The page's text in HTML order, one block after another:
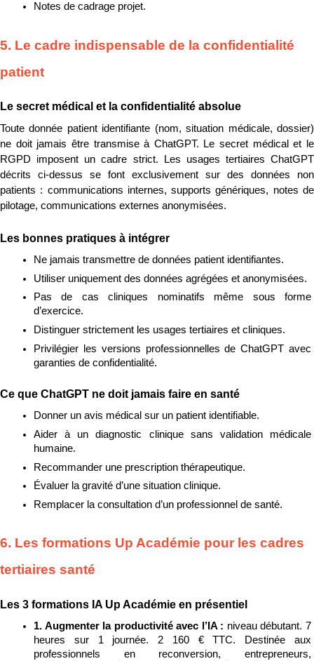
Notes de cadrage projet.
5. Le cadre indispensable de la confidentialité
patient
Le secret médical et la confidentialité absolue
Toute donnée patient identifiante (nom, situation médicale, dossier)
ne doit jamais être transmise à ChatGPT. Le secret médical et le
RGPD imposent un cadre strict. Les usages tertiaires ChatGPT
décrits ci-dessus se font exclusivement sur des données non
patients : communications internes, supports génériques, notes de
pilotage, communications externes anonymisées.
Les bonnes pratiques à intégrer
Ne jamais transmettre de données patient identifiantes.
Utiliser uniquement des données agrégées et anonymisées.
Pas de cas cliniques nominatifs même sous forme
d’exercice.
Distinguer strictement les usages tertiaires et cliniques.
Privilégier les versions professionnelles de ChatGPT avec
garanties de confidentialité.
Ce que ChatGPT ne doit jamais faire en santé
Donner un avis médical sur un patient identifiable.
Aider à un diagnostic clinique sans validation médicale
humaine.
Recommander une prescription thérapeutique.
Évaluer la gravité d’une situation clinique.
Remplacer la consultation d’un professionnel de santé.
6. Les formations Up Académie pour les cadres
tertiaires santé
Les 3 formations IA Up Académie en présentiel
1. Augmenter la productivité avec l’IA : niveau débutant. 7
heures sur 1 journée. 2 160 € TTC. Destinée aux
professionnels en reconversion, entrepreneurs,